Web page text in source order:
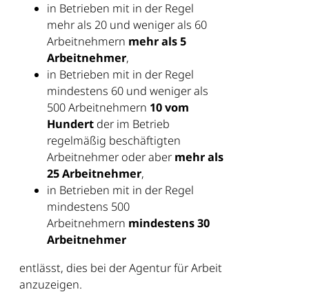
in Betrieben mit in der Regel
mehr als 20 und weniger als 60
Arbeitnehmern mehr als 5
Arbeitnehmer,
in Betrieben mit in der Regel
mindestens 60 und weniger als
500 Arbeitnehmern 10 vom
Hundert der im Betrieb
regelmäßig beschäftigten
Arbeitnehmer oder aber mehr als
25 Arbeitnehmer,
in Betrieben mit in der Regel
mindestens 500
Arbeitnehmern mindestens 30
Arbeitnehmer
entlässt, dies bei der Agentur für Arbeit
anzuzeigen.